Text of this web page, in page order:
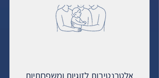
אלטרנטיבות לזוגיות ומשפחתיות